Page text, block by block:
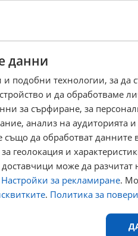
здравето?
данни
подобни технологии, за да
и да обработваме
за сърфиране, за
анализ на аудиторията
също да обработват данните
геолокация и
може да разчитат
Настройки за рекламиране.
. Политика за